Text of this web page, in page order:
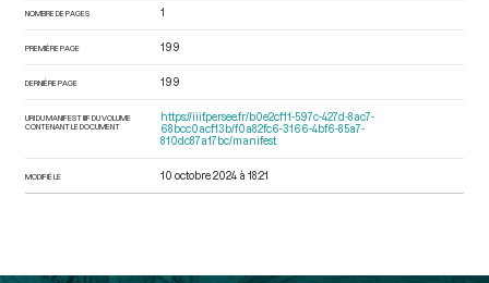
NOMBRE DE PAGES 1
PREMIÈRE PAGE 199
DERNIÈRE PAGE 199
URI DU MANIFEST IIIF DU VOLUME
CONTENANT LE DOCUMENT
https://iiif.persee.fr/b0e2cf11-597c-427d-8ac7-
68bcc0acf13b/f0a82fc6-3166-4bf6-85a7-
810dc87a17bc/manifest
MODIFIÉ LE 10 octobre 2024 à 18:21